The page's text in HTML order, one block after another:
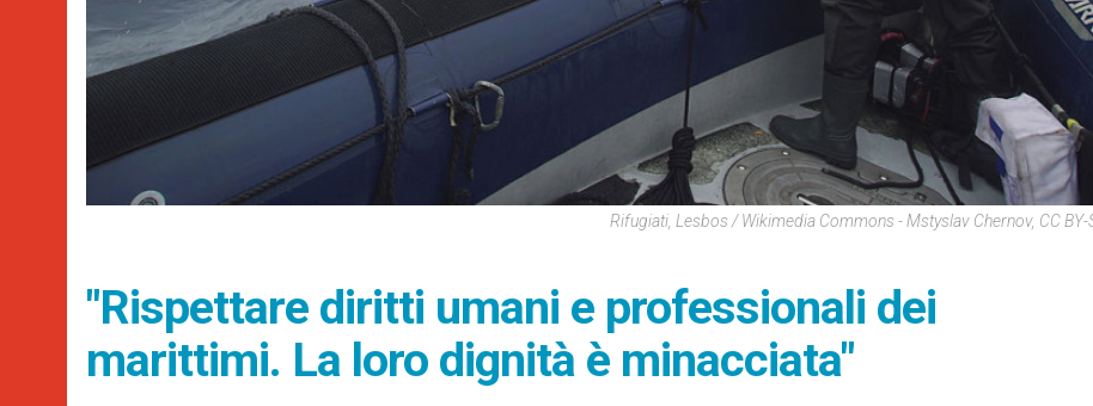
Rifugiati, Lesbos / Wikimedia Commons - Mstyslav Chernov, CC BY-
"Rispettare diritti umani e professionali dei
marittimi. La loro dignità è minacciata"